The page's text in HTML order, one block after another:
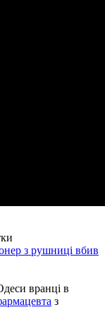
з рушниці вбив
вранці в
з